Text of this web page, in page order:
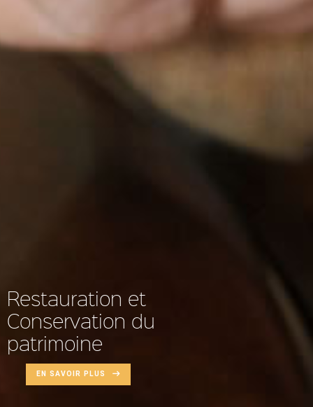
Restauration et
Conservation du
patrimoine
EN SAVOIR PLUS